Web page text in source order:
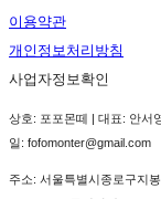
이용약관
개인정보처리방침
사업자정보확인
상호: 포포몬떼 | 대표: 안서
일: fofomonter@gmail.com
주소: 서울특별시종로구지